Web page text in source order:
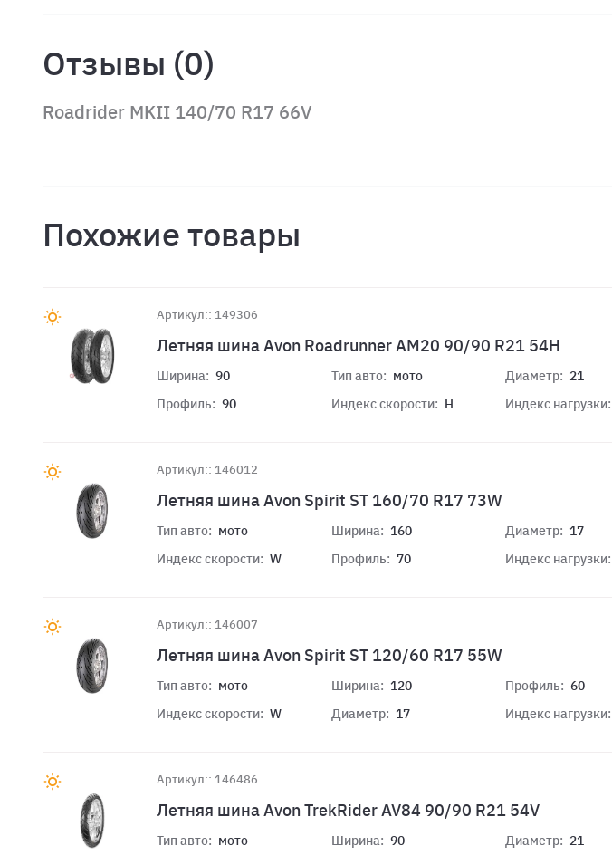
Отзывы (0)
Roadrider MKII 140/70 R17 66V
Похожие товары
Артикул:: 149306
Летняя шина Avon Roadrunner AM20 90/90 R21 54H
Ширина: 90
Профиль: 90
Тип авто: мото
Индекс скорости: H
Диаметр: 21
Индекс нагрузки:
Артикул:: 146012
Летняя шина Avon Spirit ST 160/70 R17 73W
Тип авто: мото
Индекс скорости: W
Ширина: 160
Профиль: 70
Диаметр: 17
Индекс нагрузки:
Артикул:: 146007
Летняя шина Avon Spirit ST 120/60 R17 55W
Тип авто: мото
Индекс скорости: W
Ширина: 120
Диаметр: 17
Профиль: 60
Индекс нагрузки:
Артикул:: 146486
Летняя шина Avon TrekRider AV84 90/90 R21 54V
Тип авто: мото
Ширина: 90
Диаметр: 21